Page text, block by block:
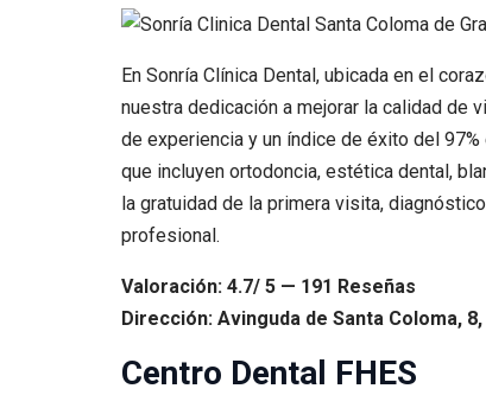
En Sonría Clínica Dental, ubicada en el
nuestra dedicación a mejorar la calidad de
de experiencia y un índice de éxito del
que incluyen ortodoncia, estética dental,
la gratuidad de la primera visita,
profesional.
Valoración: 4.7/ 5 — 191 Reseñas
Dirección: Avinguda de Santa Coloma,
Centro Dental FHES